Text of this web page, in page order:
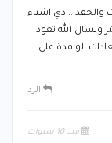
والحقد .. دي اشياء
ونسال الله تعود
الوافدة على
الرد
منذ 10 سنوات